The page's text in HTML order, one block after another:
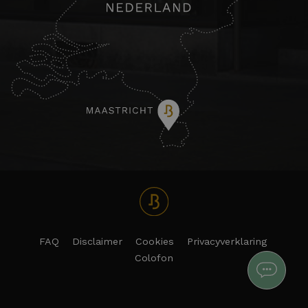
FAQ Disclaimer Cookies
Privacyverklaring
Colofon